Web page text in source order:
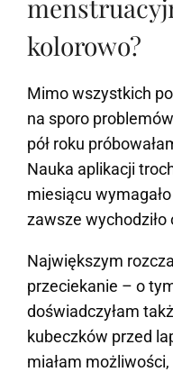
kolorowo?
Mimo wszystkich
na sporo
pół roku
Nauka aplikacji
miesiącu
zawsze wychodziło
Największym
przeciekanie – o
doświadczyłam
kubeczków przed
miałam